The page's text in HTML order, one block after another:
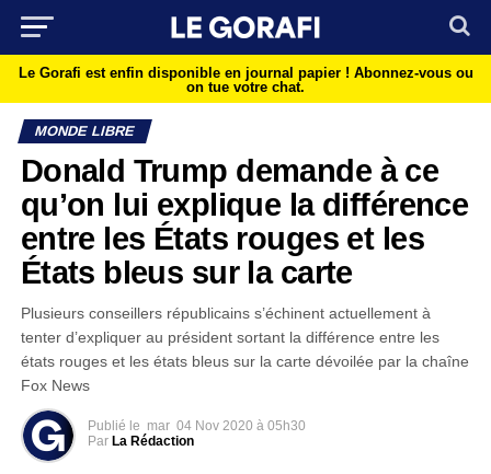
Le Gorafi est enfin disponible en journal papier ! Abonnez-vous ou
on tue votre chat.
MONDE LIBRE
Donald Trump demande à ce
qu’on lui explique la différence
entre les États rouges et les
États bleus sur la carte
Plusieurs conseillers républicains s’échinent actuellement à
tenter d’expliquer au président sortant la différence entre les
états rouges et les états bleus sur la carte dévoilée par la chaîne
Fox News
Publié le mar 04 Nov 2020 à 05h30
Par La Rédaction